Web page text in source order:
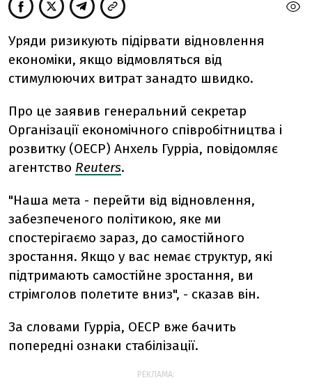
Уряди ризикують підірвати відновлення
економіки, якщо відмовляться від
стимулюючих витрат занадто швидко.
Про це заявив генеральний секретар
Організації економічного співробітництва і
розвитку (ОЕСР) Анхель Гурріа, повідомляє
агентство Reuters.
"Наша мета - перейти від відновлення,
забезпеченого політикою, яке ми
спостерігаємо зараз, до самостійного
зростання. Якщо у вас немає структур, які
підтримають самостійне зростання, ви
стрімголов полетите вниз", - сказав він.
За словами Гурріа, ОЕСР вже бачить
попередні ознаки стабілізації.
РЕКЛАМА: